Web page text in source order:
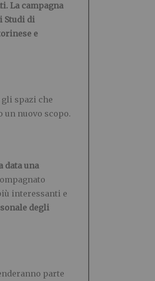
La campagna
Studi di
e
spazi che
nuovo scopo.
data una
interessanti e
degli
parte